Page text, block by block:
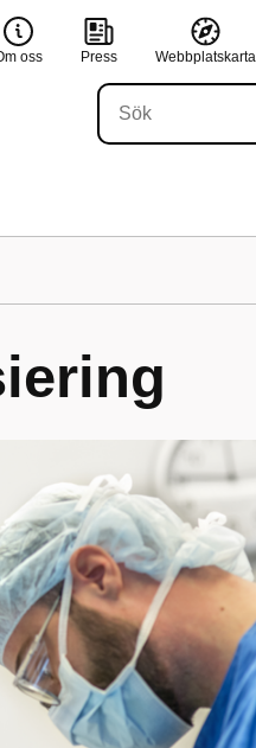
oss Press Webbplatskarta